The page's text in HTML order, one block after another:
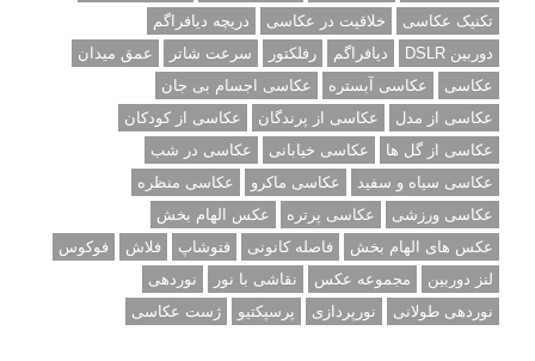
تکنیک عکاسی
خلاقیت در عکاسی
دریچه دیافراگم
دوربین DSLR
دیافراگم رفلکتور سرعت شاتر
عمق میدان
عکاسی
عکاسی آبستره
عکاسی اجسام بی جان
عکاسی از مدل
عکاسی از پرندگان
عکاسی از کودکان
عکاسی از گل ها
عکاسی خیابانی
عکاسی در شب
عکاسی سیاه و سفید
عکاسی ماکرو
عکاسی منظره
عکاسی ورزشی
عکاسی پرتره
عکس الهام بخش
عکس های الهام بخش
فاصله کانونی فتوشاپ فلاش
فوکوس
لنز دوربین
مجموعه عکس نقاشی با نور
نوردهی
نوردهی طولانی
نورپردازی پرسپکتیو ژست عکاسی